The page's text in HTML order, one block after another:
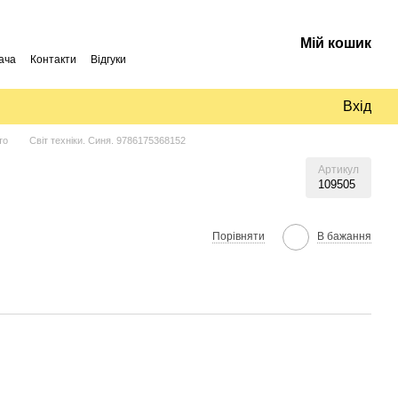
Контакти Відгуки
Мій кошик
Вхід
Світ техніки. Синя. 9786175368152
Артикул
109505
Порівняти В бажання